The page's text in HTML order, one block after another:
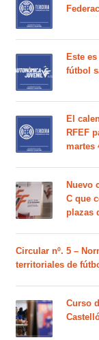
Este
fútbol
El
RFEF
martes
Nuevo
C que
plazas
Circular nº. 5 –
territoriales de
Curso